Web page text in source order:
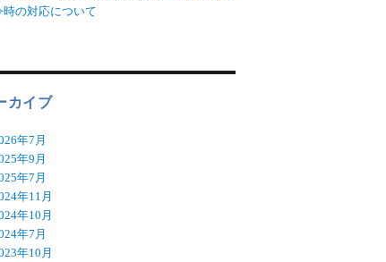
時の対応について
カイブ
年7月
年9月
年7月
年11月
年10月
年7月
年10月